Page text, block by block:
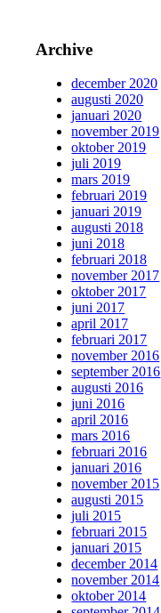
Archive
december 2020
augusti 2020
januari 2020
november 2019
oktober 2019
juli 2019
mars 2019
februari 2019
januari 2019
augusti 2018
juni 2018
februari 2018
november 2017
oktober 2017
juni 2017
april 2017
februari 2017
november 2016
september 2016
augusti 2016
juni 2016
april 2016
mars 2016
februari 2016
januari 2016
november 2015
augusti 2015
juli 2015
februari 2015
januari 2015
december 2014
november 2014
oktober 2014